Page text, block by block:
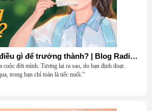
Bạn đã đánh đổi điều gì để trưởng thành? | Blog Radio 906
cuộc đời mình. Tương lai ra sao, do bạn định đoạt.
trong bạn chỉ toàn là tiếc nuối.”